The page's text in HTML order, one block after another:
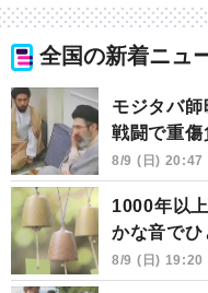
全国の新着ニュ
モジタバ
戦闘で重
8/9 (日) 20:47
1000年以
かな音で
8/9 (日) 19:20